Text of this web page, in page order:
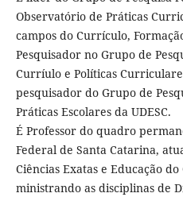
Observatório de Práticas
campos do Currículo,
Pesquisador no Grupo de
Curríulo e Políticas
pesquisador do Grupo de
Práticas Escolares da UDESC.
É Professor do quadro
Federal de Santa Catarina,
Ciências Exatas e Educação
ministrando as disciplinas de